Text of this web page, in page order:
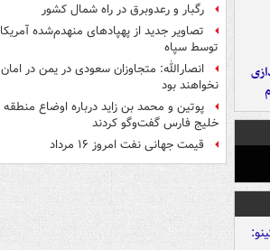
رگبار و رعدوبرق در راه شمال کشور
تصاویر جدید از پهپادهای منهدم‌شده آمریکا
توسط سپاه
انصارالله: متجاوزان سعودی در یمن در امان
نخواهند بود
پوتین و محمد بن زاید درباره اوضاع منطقه
خلیج فارس گفت‌وگو کردند
قیمت جهانی نفت امروز ۱۶ مرداد